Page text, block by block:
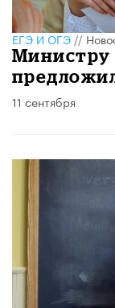
ЕГЭ И ОГЭ//
Министру
11 сентября